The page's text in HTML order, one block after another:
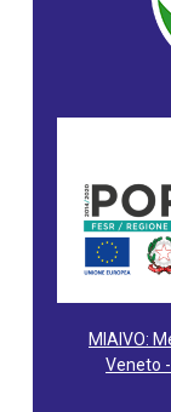
MIAIVO:
Veneto